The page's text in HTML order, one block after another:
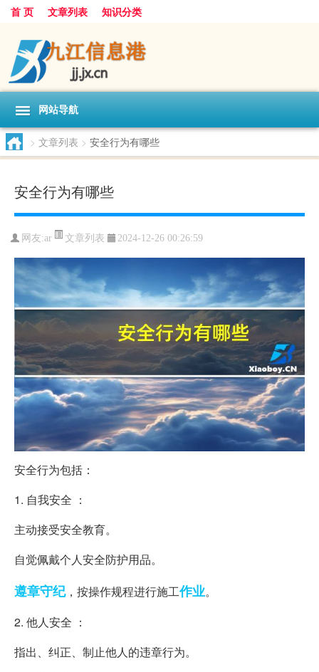
首 页 文章列表 知识分类
网站导航
> 文章列表 > 安全行为有哪些
安全行为有哪些
网友:ar 文章列表 2024-12-26 00:26:59
安全行为包括：
1. 自我安全 ：
主动接受安全教育。
自觉佩戴个人安全防护用品。
遵章守纪，按操作规程进行施工作业。
2. 他人安全 ：
指出、纠正、制止他人的违章行为。